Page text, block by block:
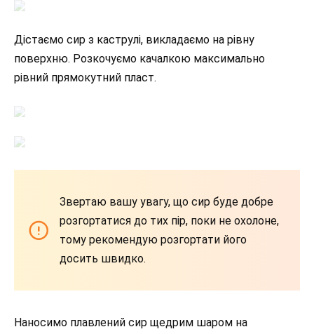
Дістаємо сир з каструлі, викладаємо на рівну
поверхню. Розкочуємо качалкою максимально
рівний прямокутний пласт.
Звертаю вашу увагу, що сир буде добре
розгортатися до тих пір, поки не охолоне,
тому рекомендую розгортати його
досить швидко.
Наносимо плавлений сир щедрим шаром на